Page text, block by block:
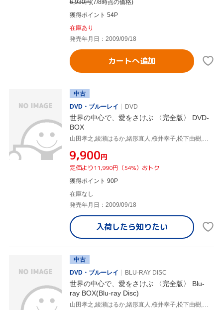
6,930円(7/8時点の価格)
獲得ポイント 54P
在庫あり
発売年月日：2009/09/18
カートへ追加
中古
DVD・ブルーレイ
DVD
世界の中心で、愛をさけぶ 〈完全版〉 DVD-
BOX
¥9,900円
定価より11,990円（54%）おトク
獲得ポイント 90P
在庫なし
発売年月日：2009/09/18
入荷したら知りたい
中古
DVD・ブルーレイ
BLU-RAY DISC
世界の中心で、愛をさけぶ 〈完全版〉 Blu-
ray BOX(Blu-ray Disc)